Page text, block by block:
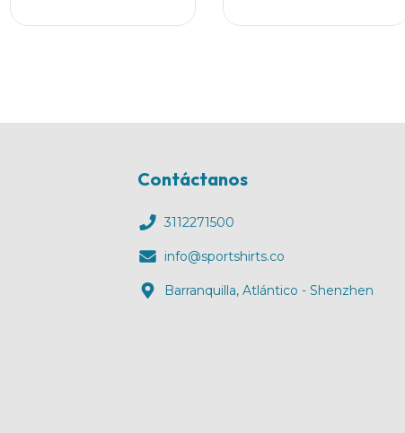
Contáctanos
3112271500
info@sportshirts.co
Barranquilla, Atlántico - Shenzhen